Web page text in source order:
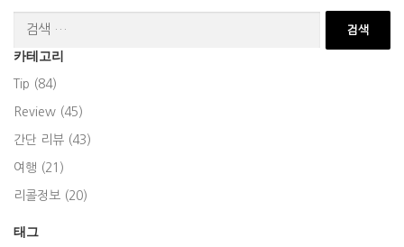
카테고리
Tip (84)
Review (45)
간단 리뷰 (43)
여행 (21)
리콜정보 (20)
태그